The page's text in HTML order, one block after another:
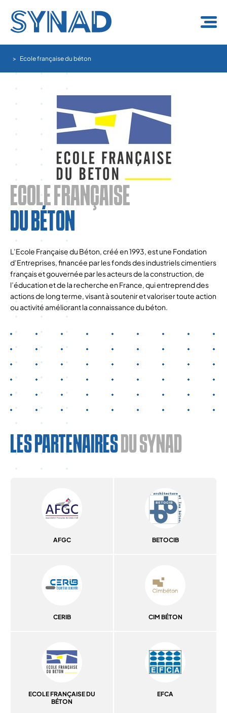
Ecole française du béton
ECOLE FRANÇAISE
DU BÉTON
L’Ecole Française du Béton, créé en 1993, est une Fondation
d’Entreprises, financée par les fonds des industriels cimentiers
français et gouvernée par les acteurs de la construction, de
l’éducation et de la recherche en France, qui entreprend des
actions de long terme, visant à soutenir et valoriser toute action
ou activité améliorant la connaissance du béton.
LES PARTENAIRES DU SYNAD
AFGC BETOCIB
CERIB CIM BÉTON
ECOLE FRANÇAISE DU
BÉTON
EFCA